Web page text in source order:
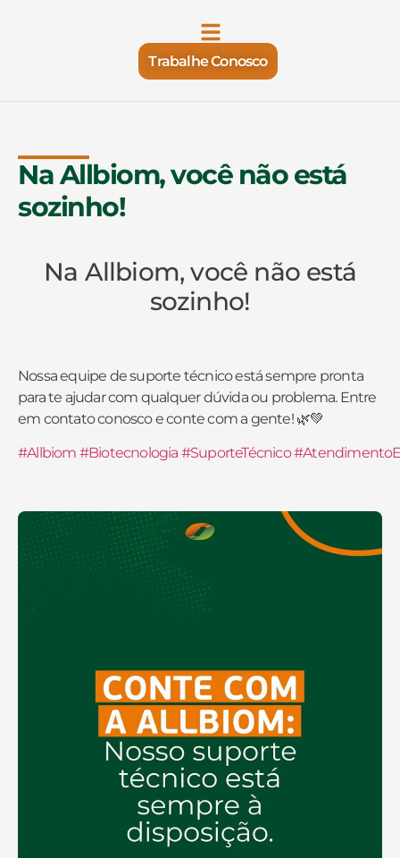
Trabalhe Conosco
Na Allbiom, você não está
sozinho!
Na Allbiom, você não está
sozinho!
Nossa equipe de suporte técnico está sempre pronta
para te ajudar com qualquer dúvida ou problema. Entre
em contato conosco e conte com a gente! 🌿💚
#Allbiom #Biotecnologia #SuporteTécnico